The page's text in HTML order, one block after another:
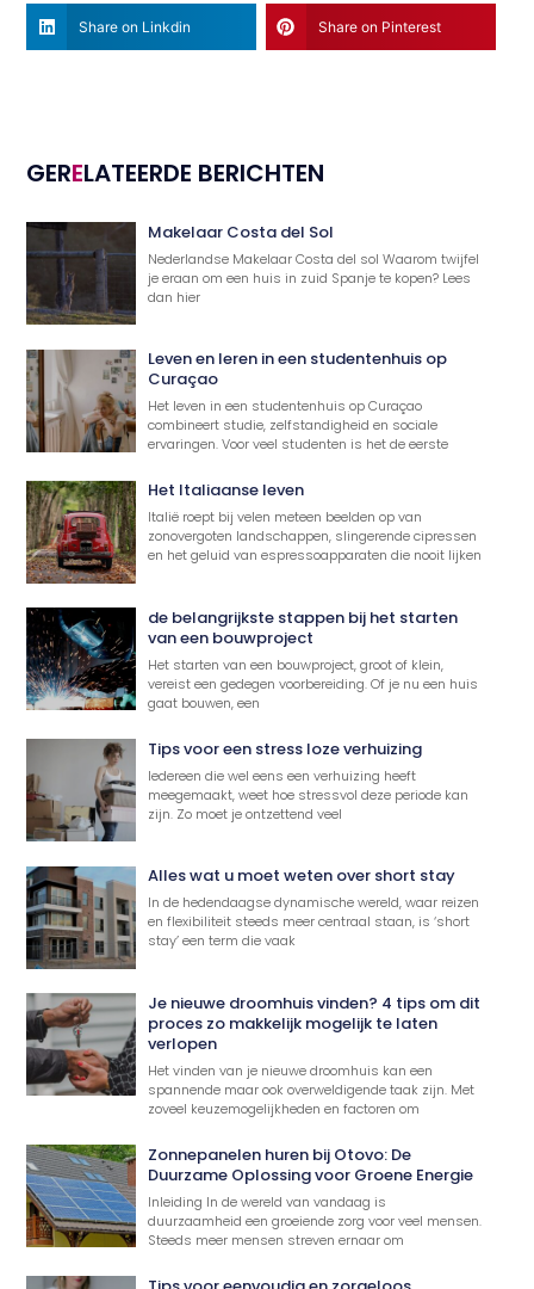
Share on Linkdin Share on Pinterest
GERELATEERDE BERICHTEN
Makelaar Costa del Sol
Nederlandse Makelaar Costa del sol Waarom twijfel
je eraan om een huis in zuid Spanje te kopen? Lees
dan hier
Leven en leren in een studentenhuis op
Curaçao
Het leven in een studentenhuis op Curaçao
combineert studie, zelfstandigheid en sociale
ervaringen. Voor veel studenten is het de eerste
Het Italiaanse leven
Italië roept bij velen meteen beelden op van
zonovergoten landschappen, slingerende cipressen
en het geluid van espressoapparaten die nooit lijken
de belangrijkste stappen bij het starten
van een bouwproject
Het starten van een bouwproject, groot of klein,
vereist een gedegen voorbereiding. Of je nu een huis
gaat bouwen, een
Tips voor een stress loze verhuizing
Iedereen die wel eens een verhuizing heeft
meegemaakt, weet hoe stressvol deze periode kan
zijn. Zo moet je ontzettend veel
Alles wat u moet weten over short stay
In de hedendaagse dynamische wereld, waar reizen
en flexibiliteit steeds meer centraal staan, is ‘short
stay’ een term die vaak
Je nieuwe droomhuis vinden? 4 tips om dit
proces zo makkelijk mogelijk te laten
verlopen
Het vinden van je nieuwe droomhuis kan een
spannende maar ook overweldigende taak zijn. Met
zoveel keuzemogelijkheden en factoren om
Zonnepanelen huren bij Otovo: De
Duurzame Oplossing voor Groene Energie
Inleiding In de wereld van vandaag is
duurzaamheid een groeiende zorg voor veel mensen.
Steeds meer mensen streven ernaar om